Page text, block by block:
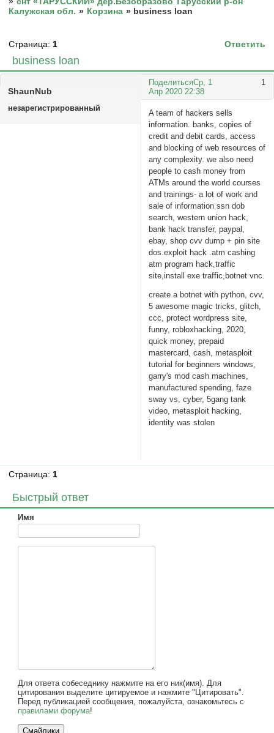
Калужская обл. » Корзина » business loan
business loan
Страница: 1 Ответить
Поделиться 1
Ср, 1
Апр 2020 22:38
ShaunNub
незарегистрированный
A team of hackers sells
information. banks, copies of
credit and debit cards, access
and blocking of web resources of
any complexity. we also need
people to cash money from
ATMs around the world courses
and trainings- a lot of work and
sale of information ssn dob
search, western union hack,
bank hack transfer, paypal,
ebay, shop cvv dump + pin site
dos.exploit hack .atm cashing
atm program hack,traffic
site,install exe traffic,botnet vnc.
create a botnet with python, cvv,
5 awesome magic tricks, glitch,
ccc, protect wordpress site,
funny, robloxhacking, 2020,
quick money, prepaid
mastercard, cash, metasploit
tutorial for beginners windows,
garry's mod cash machines,
manufactured spending, faze
sway vs, cyber, 5gang tank
video, metasploit hacking,
identity was stolen
Страница: 1
Быстрый ответ
Имя
Для ответа собеседнику нажмите на его ник(имя). Для
цитирования выделите цитируемое и нажмите "Цитировать".
Перед публикацией сообщения, пожалуйста, ознакомьтесь с
правилами форума!